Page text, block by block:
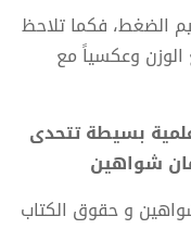
الضغط، فكما تلاحظ
وعكسیاً مع
بسيطة تتحدى
و حقوق الكتاب